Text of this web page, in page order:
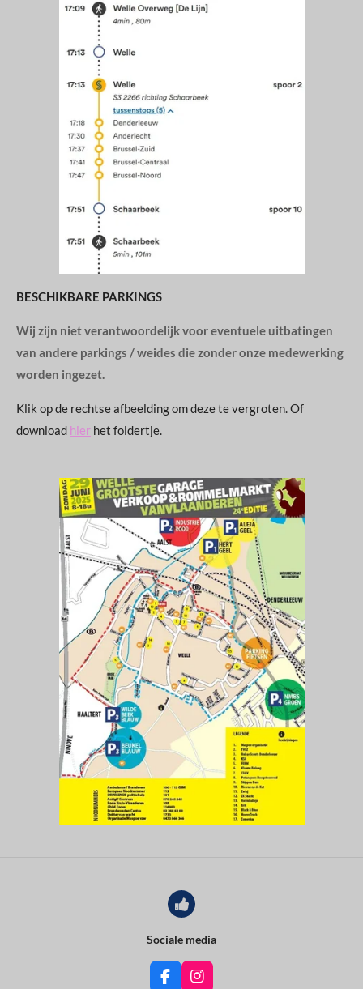
BESCHIKBARE PARKINGS
Wij zijn niet verantwoordelijk voor eventuele uitbatingen
van andere parkings / weides die zonder onze medewerking
worden ingezet.
Klik op de rechtse afbeelding om deze te vergroten. Of
download hier het foldertje.
Sociale media
F
I